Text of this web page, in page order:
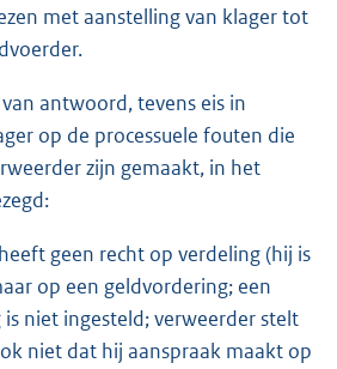
met aanstelling van klager tot
antwoord, tevens eis in
op de processuele fouten die
zijn gemaakt, in het
geen recht op verdeling (hij is
op een geldvordering; een
niet ingesteld; verweerder stelt
niet dat hij aanspraak maakt op